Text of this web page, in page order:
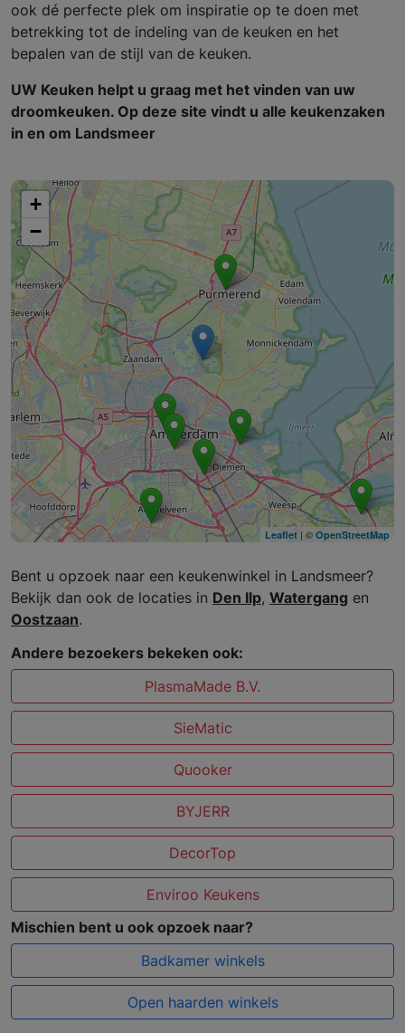
ook dé perfecte plek om inspiratie op te doen met
betrekking tot de indeling van de keuken en het
bepalen van de stijl van de keuken.
UW Keuken helpt u graag met het vinden van uw
droomkeuken. Op deze site vindt u alle keukenzaken
in en om Landsmeer
+
−
Leaflet | © OpenStreetMap
Bent u opzoek naar een keukenwinkel in Landsmeer?
Bekijk dan ook de locaties in Den Ilp, Watergang en
Oostzaan.
Andere bezoekers bekeken ook:
PlasmaMade B.V.
SieMatic
Quooker
BYJERR
DecorTop
Enviroo Keukens
Mischien bent u ook opzoek naar?
Badkamer winkels
Open haarden winkels